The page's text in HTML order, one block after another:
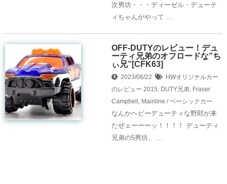
次男坊・・・ディーゼル・デューテ
ィちゃんがやって …
OFF-DUTYのレビュー！デュ
ーティ兄弟のオフロードな”ち
ぃ兄”[CFK63]
2023/06/22
HWオリジナルカー
のレビュー 2015, DUTY兄弟, Fraser
Campbell , Mainline / ベーシックカー
なんかヘビーデューティな野郎が来
たぜェーーーッ！！！！ デューティ
兄弟の5男坊、 …